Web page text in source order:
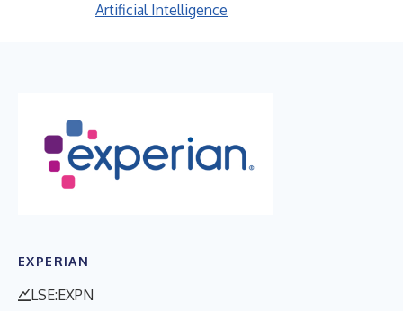
Artificial Intelligence
EXPERIAN
LSE:EXPN